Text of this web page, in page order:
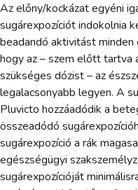
Az előny/kockázat egyéni
sugárexpozíciót indokolnia
beadandó aktivitást
hogy az – szem előtt tartva
szükséges dózist – az
legalacsonyabb legyen. A
Pluvicto hozzáadódik a
összeadódó
sugárexpozíció a rák
egészségügyi
sugárexpozícióját